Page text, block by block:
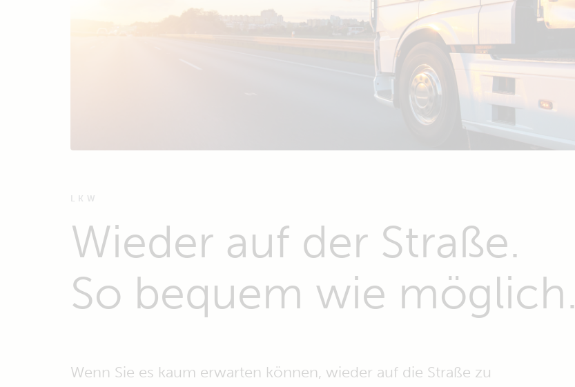
LKW
Wieder auf der Straße.
So bequem wie möglich.
Wenn Sie es kaum erwarten können, wieder auf die Straße zu